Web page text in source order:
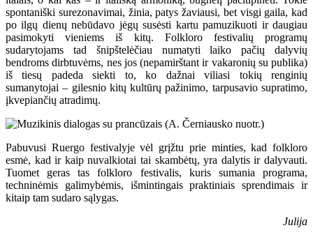
spontaniški surezonavimai, žinia, patys žaviausi, bet visgi gaila, kad
po ilgų dienų nebūdavo jėgų susėsti kartu pamuzikuoti ir daugiau
pasimokyti vieniems iš kitų. Folkloro festivalių programų
sudarytojams tad šnipštelėčiau numatyti laiko pačių dalyvių
bendroms dirbtuvėms, nes jos (nepamirštant ir vakaronių su publika)
iš tiesų padeda siekti to, ko dažnai viliasi tokių renginių
sumanytojai – gilesnio kitų kultūrų pažinimo, tarpusavio supratimo,
įkvepiančių atradimų.
Pabuvusi Ruergo festivalyje vėl grįžtu prie minties, kad folkloro
esmė, kad ir kaip nuvalkiotai tai skambėtų, yra dalytis ir dalyvauti.
Tuomet geras tas folkloro festivalis, kuris sumania programa,
techninėmis galimybėmis, išmintingais praktiniais sprendimais ir
kitaip tam sudaro sąlygas.
Julija